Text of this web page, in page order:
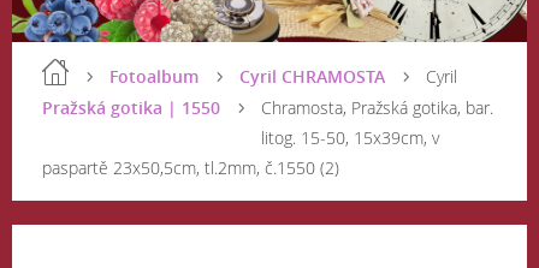
Fotoalbum
Cyril CHRAMOSTA
Pražská gotika | 1550
Cyril
Chramosta, Pražská gotika, bar.
litog. 15-50, 15x39cm, v
paspartě 23x50,5cm, tl.2mm, č.1550 (2)